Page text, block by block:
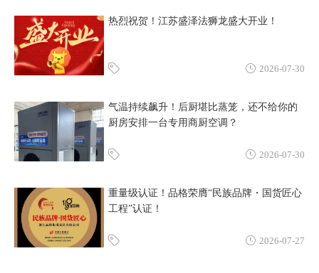
热烈祝贺！江苏盛泽法狮龙盛大开业！
2026-07-30
气温持续飙升！后厨堪比蒸笼，还不给你的
厨房安排一台专用商厨空调？
2026-07-30
重量级认证！品格荣膺“民族品牌・国货匠心
工程”认证！
2026-07-27